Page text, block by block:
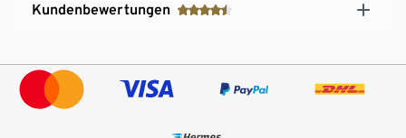
Kundenbewertungen